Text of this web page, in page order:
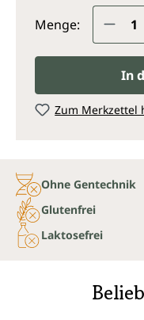
Menge:
In
Zum Merkzettel
Ohne Gentechnik
Glutenfrei
Laktosefrei